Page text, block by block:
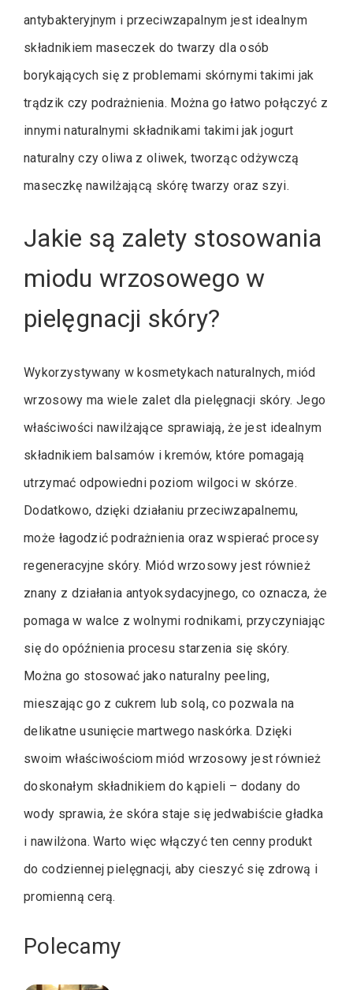
antybakteryjnym i przeciwzapalnym jest idealnym
składnikiem maseczek do twarzy dla osób
borykających się z problemami skórnymi takimi jak
trądzik czy podrażnienia. Można go łatwo połączyć z
innymi naturalnymi składnikami takimi jak jogurt
naturalny czy oliwa z oliwek, tworząc odżywczą
maseczkę nawilżającą skórę twarzy oraz szyi.
Jakie są zalety stosowania
miodu wrzosowego w
pielęgnacji skóry?
Wykorzystywany w kosmetykach naturalnych, miód
wrzosowy ma wiele zalet dla pielęgnacji skóry. Jego
właściwości nawilżające sprawiają, że jest idealnym
składnikiem balsamów i kremów, które pomagają
utrzymać odpowiedni poziom wilgoci w skórze.
Dodatkowo, dzięki działaniu przeciwzapalnemu,
może łagodzić podrażnienia oraz wspierać procesy
regeneracyjne skóry. Miód wrzosowy jest również
znany z działania antyoksydacyjnego, co oznacza, że
pomaga w walce z wolnymi rodnikami, przyczyniając
się do opóźnienia procesu starzenia się skóry.
Można go stosować jako naturalny peeling,
mieszając go z cukrem lub solą, co pozwala na
delikatne usunięcie martwego naskórka. Dzięki
swoim właściwościom miód wrzosowy jest również
doskonałym składnikiem do kąpieli – dodany do
wody sprawia, że skóra staje się jedwabiście gładka
i nawilżona. Warto więc włączyć ten cenny produkt
do codziennej pielęgnacji, aby cieszyć się zdrową i
promienną cerą.
Polecamy